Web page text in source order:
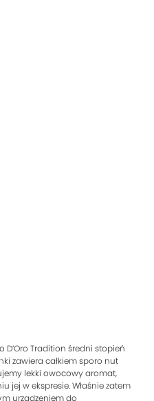
Tradition średni stopień
zawiera całkiem sporo nut
lekki owocowy aromat,
jej w ekspresie. Właśnie zatem
urządzeniem do